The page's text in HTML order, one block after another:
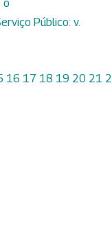
o
Público: v.
16 17 18 19 20 21